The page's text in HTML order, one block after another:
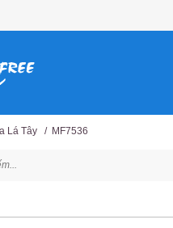
Lá Tây / MF7536